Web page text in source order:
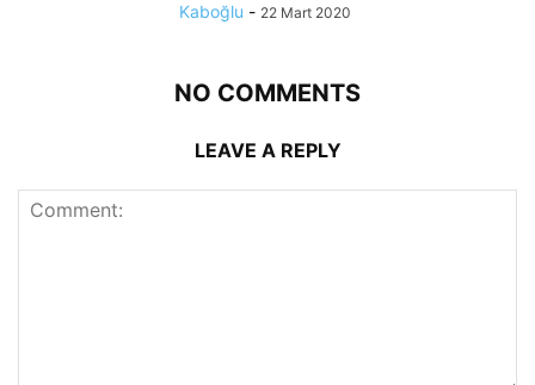
Kaboğlu - 22 Mart 2020
NO COMMENTS
LEAVE A REPLY